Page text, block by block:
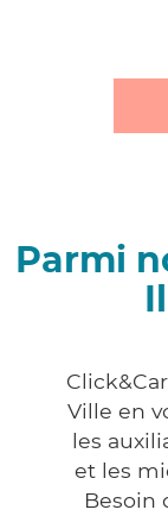
Parmi
Ville en
les
et les
Besoin